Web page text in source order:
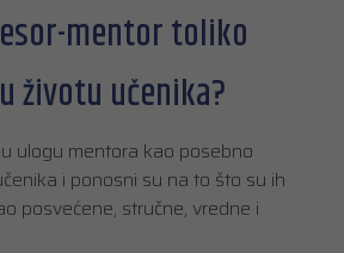
mentor toliko
životu učenika?
ulogu mentora kao posebno
i ponosni su na to što su ih
posvećene, stručne, vredne i